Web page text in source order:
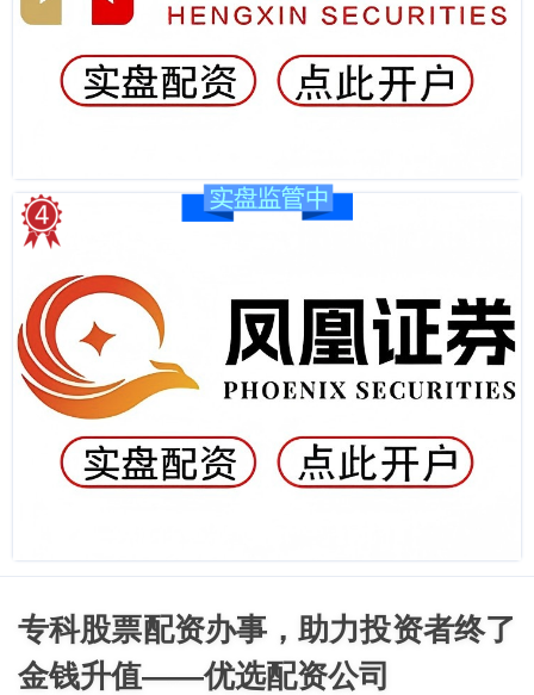
专科股票配资办事，助力投资者终了
金钱升值——优选配资公司